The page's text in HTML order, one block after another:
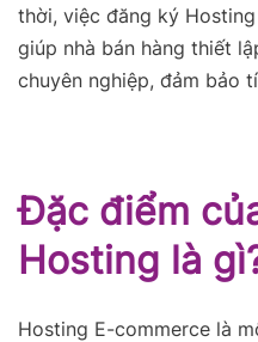
thời, việc đăng ký
giúp nhà bán hàng thiết
chuyên nghiệp, đảm bảo
Đặc điểm
Hosting là
Hosting E-commerce là